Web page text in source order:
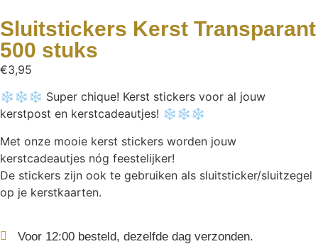
Sluitstickers Kerst Transparant
500 stuks
€3,95
❄❄❄ Super chique! Kerst stickers voor al jouw
kerstpost en kerstcadeautjes! ❄❄❄
Met onze mooie kerst stickers worden jouw
kerstcadeautjes nóg feestelijker!
De stickers zijn ook te gebruiken als sluitsticker/sluitzegel
op je kerstkaarten.
Voor 12:00 besteld, dezelfde dag verzonden.